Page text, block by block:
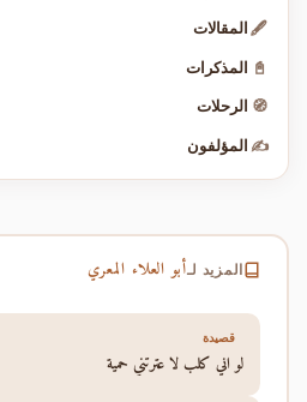
🖋️ المقالات
📓 المذكرات
🧭 الرحلات
✍️ المؤلفون
المزيد لـأبو العلاء المعري
قصيدة
لو اني كلب لا عترتني حمية